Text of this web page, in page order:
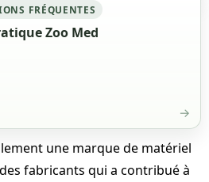
FRÉQUENTES
Zoo Med
une marque de matériel
fabricants qui a contribué à